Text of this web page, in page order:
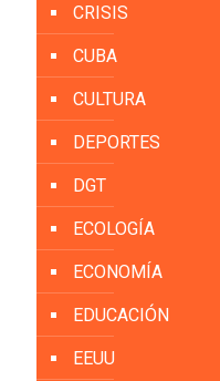
CRISIS
CUBA
CULTURA
DEPORTES
DGT
ECOLOGÍA
ECONOMÍA
EDUCACIÓN
EEUU